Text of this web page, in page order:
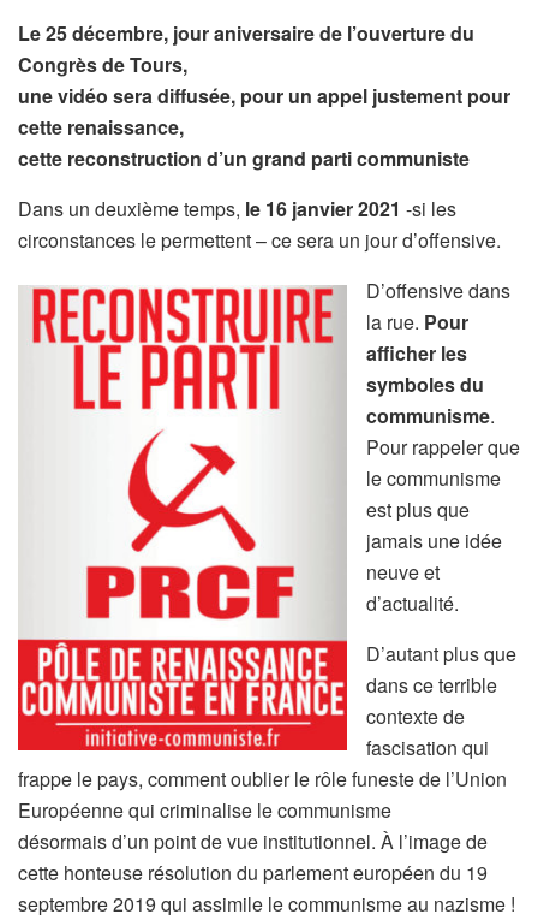
Le 25 décembre, jour aniversaire de l’ouverture du
Congrès de Tours,
une vidéo sera diffusée, pour un appel justement pour
cette renaissance,
cette reconstruction d’un grand parti communiste
Dans un deuxième temps, le 16 janvier 2021 -si les
circonstances le permettent – ce sera un jour d’offensive.
D’offensive dans
la rue. Pour
afficher les
symboles du
communisme.
Pour rappeler que
le communisme
est plus que
jamais une idée
neuve et
d’actualité.
D’autant plus que
dans ce terrible
contexte de
fascisation qui
frappe le pays, comment oublier le rôle funeste de l’Union
Européenne qui criminalise le communisme
désormais d’un point de vue institutionnel. À l’image de
cette honteuse résolution du parlement européen du 19
septembre 2019 qui assimile le communisme au nazisme !